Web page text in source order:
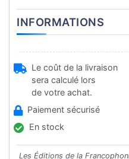
INFORMATIONS
Le coût de la livraison
sera calculé lors
de votre achat.
Paiement sécurisé
En stock
Les Éditions de la